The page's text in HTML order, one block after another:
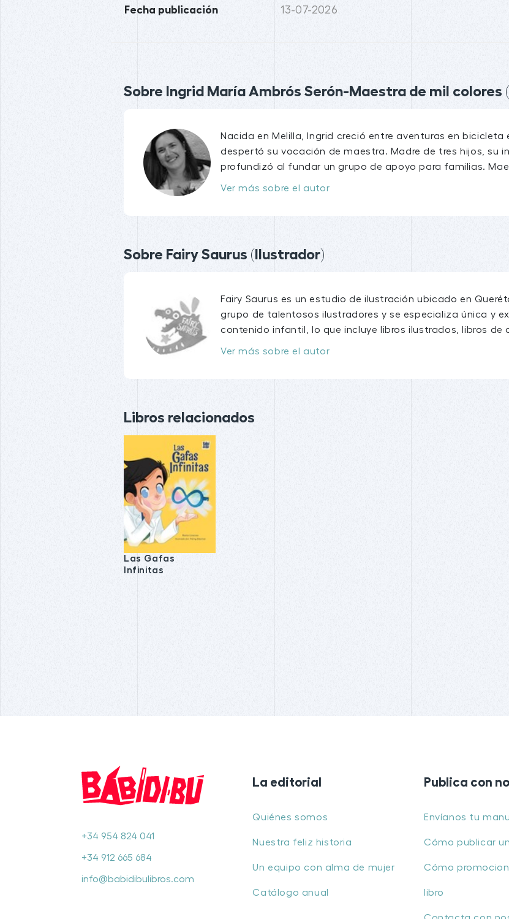
Fecha publicación 13-07-2026
Sobre Ingrid María Ambrós Serón-Maestra de mil colores
Nacida en Melilla, Ingrid creció entre aventuras en
despertó su vocación de maestra. Madre de tres hijos, su
profundizó al fundar un grupo de apoyo para familias.
Ver más sobre el autor
Sobre Fairy Saurus (Ilustrador)
Fairy Saurus es un estudio de ilustración ubicado en
grupo de talentosos ilustradores y se especializa única y
contenido infantil, lo que incluye libros ilustrados, libros
Ver más sobre el autor
Libros relacionados
Las Gafas
Infinitas
+34 954 824 041
+34 912 665 684
info@babidibulibros.com
La editorial
Quiénes somos
Nuestra feliz historia
Un equipo con alma de mujer
Catálogo anual
Publica con
Envíanos tu
Cómo publicar
Cómo
libro